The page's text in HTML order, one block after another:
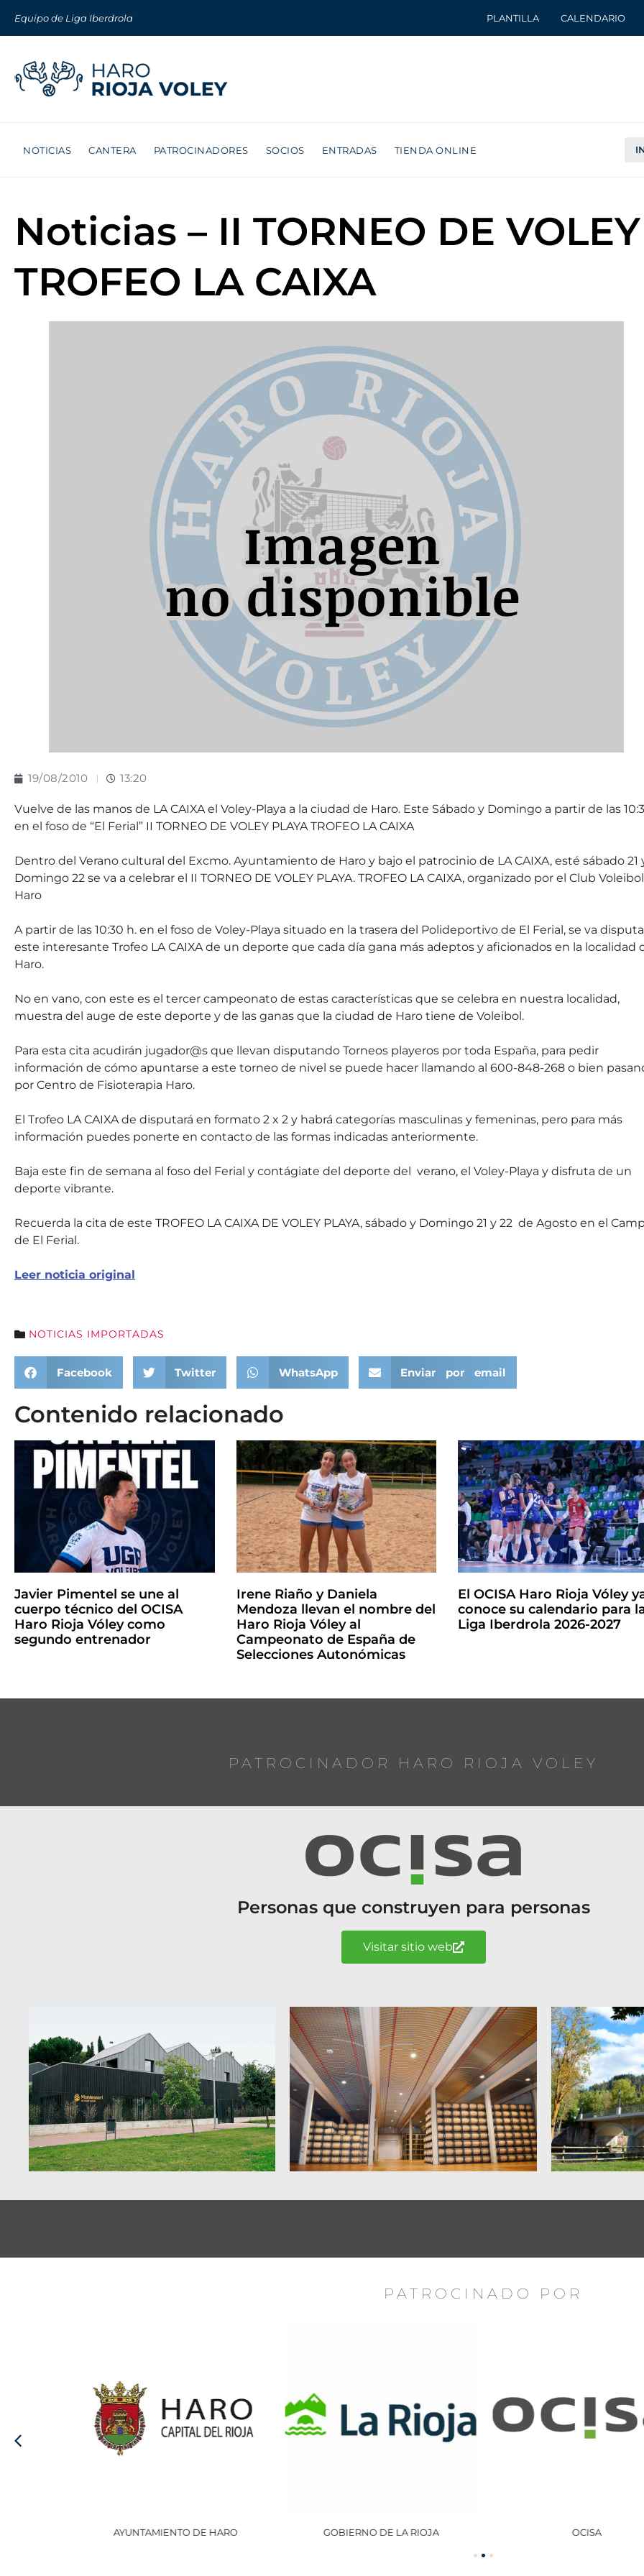
Equipo de Liga Iberdrola PLANTILLA CALENDARIO
NOTICIAS CANTERA PATROCINADORES SOCIOS ENTRADAS TIENDA ONLINE
Noticias – II TORNEO DE
TROFEO LA CAIXA
19/08/2010 13:20
Vuelve de las manos de LA CAIXA el Voley-Playa a la ciudad de Haro. Este Sábado y Domingo a partir de las
en el foso de “El Ferial” II TORNEO DE VOLEY PLAYA TROFEO LA CAIXA
Dentro del Verano cultural del Excmo. Ayuntamiento de Haro y bajo el patrocinio de LA CAIXA, esté sábado 21
Domingo 22 se va a celebrar el II TORNEO DE VOLEY PLAYA. TROFEO LA CAIXA, organizado por el Club Voleibol
Haro
A partir de las 10:30 h. en el foso de Voley-Playa situado en la trasera del Polideportivo de El Ferial, se va
este interesante Trofeo LA CAIXA de un deporte que cada día gana más adeptos y aficionados en la localidad
Haro.
No en vano, con este es el tercer campeonato de estas características que se celebra en nuestra localidad,
muestra del auge de este deporte y de las ganas que la ciudad de Haro tiene de Voleibol.
Para esta cita acudirán jugador@s que llevan disputando Torneos playeros por toda España, para pedir
información de cómo apuntarse a este torneo de nivel se puede hacer llamando al 600-848-268 o bien
por Centro de Fisioterapia Haro.
El Trofeo LA CAIXA de disputará en formato 2 x 2 y habrá categorías masculinas y femeninas, pero para más
información puedes ponerte en contacto de las formas indicadas anteriormente.
Baja este fin de semana al foso del Ferial y contágiate del deporte del verano, el Voley-Playa y disfruta de un
deporte vibrante.
Recuerda la cita de este TROFEO LA CAIXA DE VOLEY PLAYA, sábado y Domingo 21 y 22 de Agosto en el
de El Ferial.
Leer noticia original
NOTICIAS IMPORTADAS
Facebook Twitter WhatsApp Enviar por email
Contenido relacionado
Javier Pimentel se une al
cuerpo técnico del OCISA
Haro Rioja Vóley como
segundo entrenador
Irene Riaño y Daniela
Mendoza llevan el nombre del
Haro Rioja Vóley al
Campeonato de España de
Selecciones Autonómicas
El OCISA Haro Rioja Vóley
conoce su calendario para
Liga Iberdrola 2026-2027
PATROCINADOR HARO RIOJA VOLEY
Personas que construyen para personas
Visitar sitio web
PATROCINADO POR
AYUNTAMIENTO DE HARO GOBIERNO DE LA RIOJA OCISA